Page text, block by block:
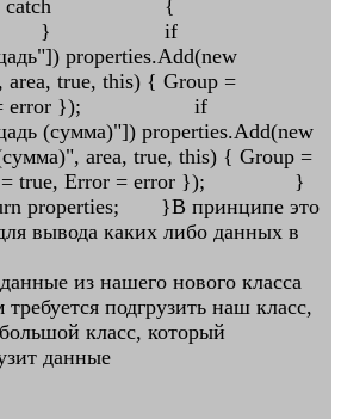
{
} if
properties.Add(new
true, this) { Group =
= error }); if
(сумма)"]) properties.Add(new
area, true, this) { Group =
= true, Error = error }); }
}В принципе это
вывода каких либо данных в
из нашего нового класса
подгрузить наш класс,
класс, который
данные